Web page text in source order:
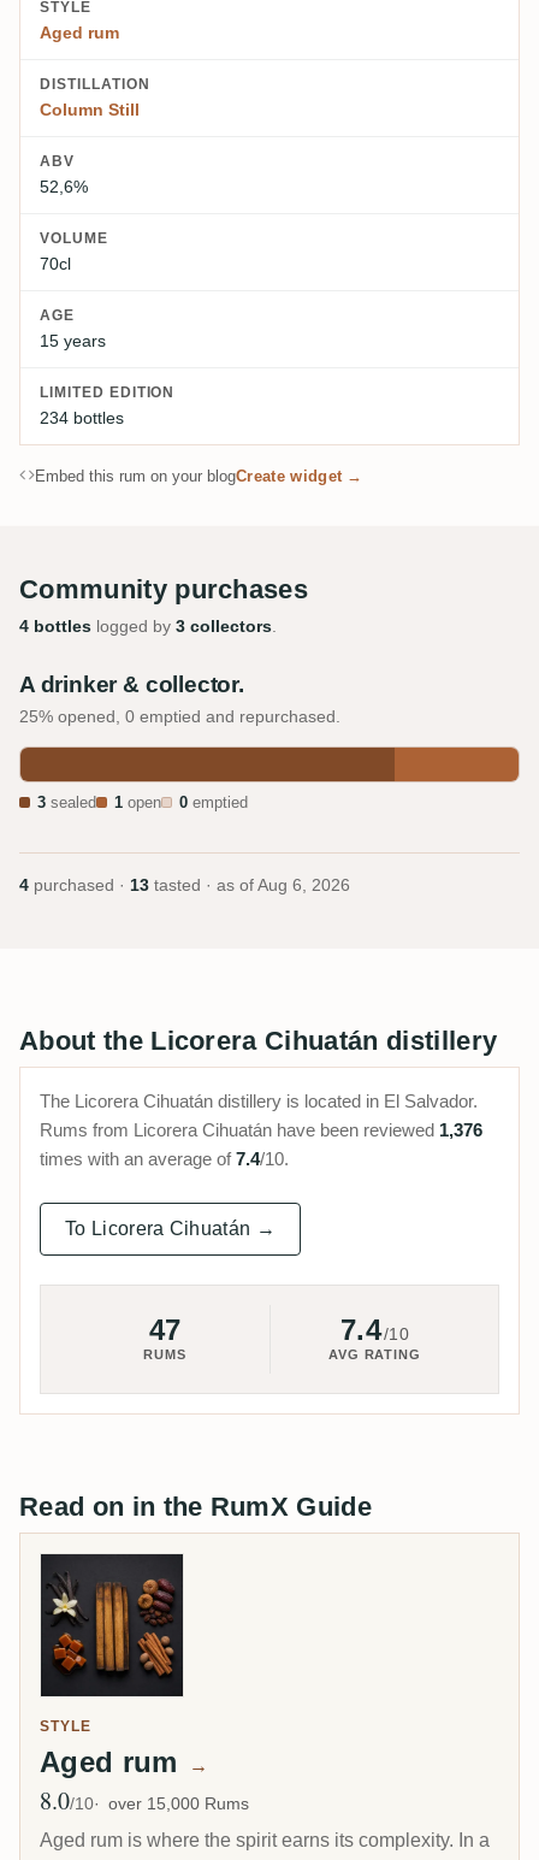
STYLE
Aged rum
DISTILLATION
Column Still
ABV
52,6%
VOLUME
70cl
AGE
15 years
LIMITED EDITION
234 bottles
Embed this rum on your blogCreate widget →
Community purchases
4 bottles logged by 3 collectors
A drinker & collector.
25% opened, 0 emptied and repurchased.
3 sealed 1 open 0 emptied
4 purchased · 13 tasted · as of Aug 6, 2026
About the Licorera Cihuatán distillery
The Licorera Cihuatán distillery is located in El Salvador.
Rums from Licorera Cihuatán have been reviewed 1,376
times with an average of7.4/10.
To Licorera Cihuatán →
47
RUMS
7.4/10
AVG RATING
Read on in the RumX Guide
STYLE
Aged rum →
Avg Rating
8.0/10 over 15,000 Rums
Aged rum is where the spirit earns its complexity. In a